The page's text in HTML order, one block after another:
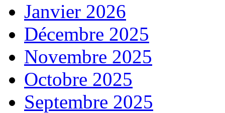
Janvier 2026
Décembre 2025
Novembre 2025
Octobre 2025
Septembre 2025